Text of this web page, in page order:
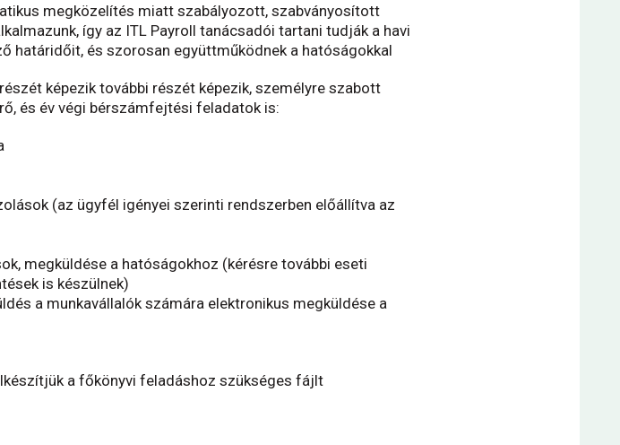
megközelítés miatt szabályozott, szabványosított
így az ITL Payroll tanácsadói tartani tudják a havi
határidőit, és szorosan együttműködnek a hatóságokkal
képezik további részét képezik, személyre szabott
és év végi bérszámfejtési feladatok is:
(az ügyfél igényei szerinti rendszerben előállítva az
megküldése a hatóságokhoz (kérésre további eseti
is készülnek)
a munkavállalók számára elektronikus megküldése a
a főkönyvi feladáshoz szükséges fájlt